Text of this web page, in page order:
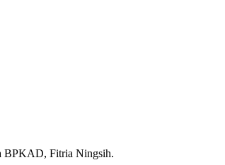
BPKAD, Fitria Ningsih.